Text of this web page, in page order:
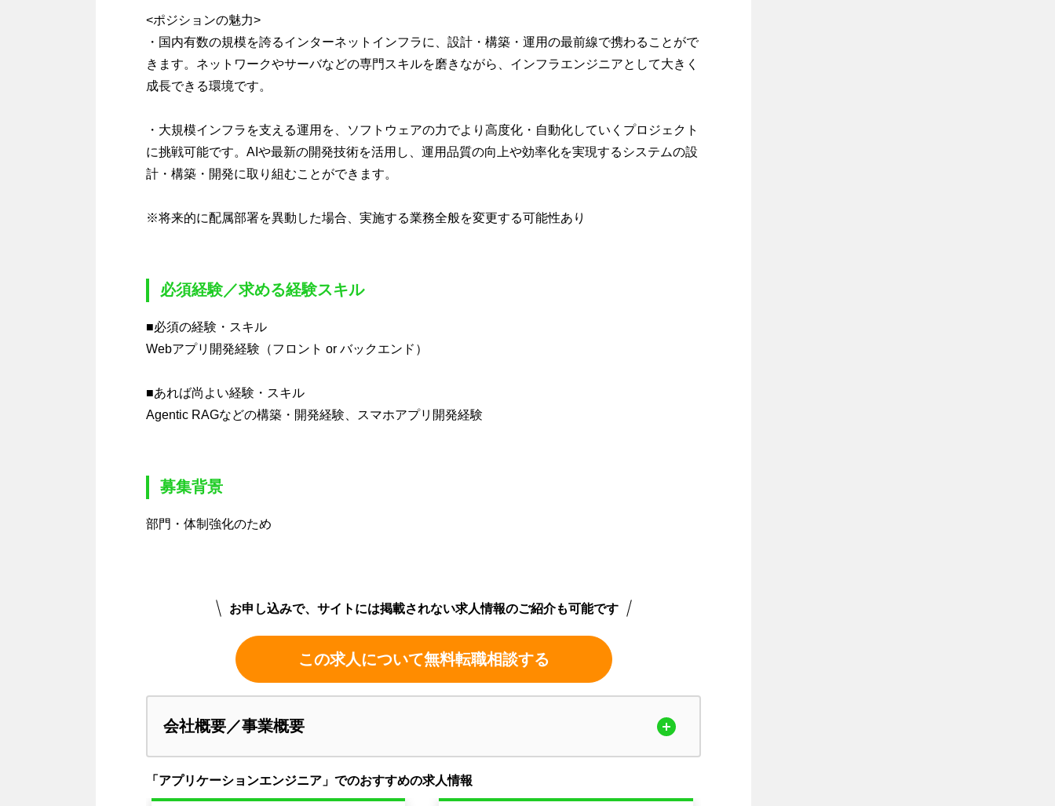
<ポジションの魅力>
・国内有数の規模を誇るインターネットインフラに、設計・構築・運用の最前線で携わることがで
きます。ネットワークやサーバなどの専門スキルを磨きながら、インフラエンジニアとして大きく
成長できる環境です。
・大規模インフラを支える運用を、ソフトウェアの力でより高度化・自動化していくプロジェクト
に挑戦可能です。AIや最新の開発技術を活用し、運用品質の向上や効率化を実現するシステムの設
計・構築・開発に取り組むことができます。
※将来的に配属部署を異動した場合、実施する業務全般を変更する可能性あり
必須経験／求める経験スキル
■必須の経験・スキル
Webアプリ開発経験（フロント or バックエンド）
■あれば尚よい経験・スキル
Agentic RAGなどの構築・開発経験、スマホアプリ開発経験
募集背景
部門・体制強化のため
お申し込みで、サイトには掲載されない求人情報のご紹介も可能です
この求人について無料転職相談する
会社概要／事業概要
「アプリケーションエンジニア」でのおすすめの求人情報